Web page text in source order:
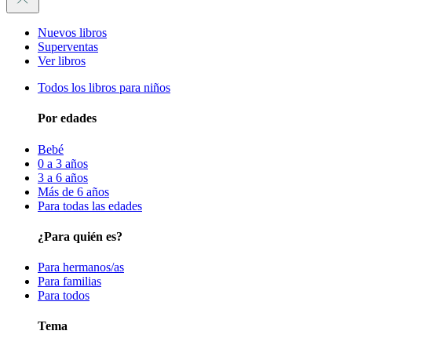
Nuevos libros
Superventas
Ver libros
Todos los libros para niños
Por edades
Bebé
0 a 3 años
3 a 6 años
Más de 6 años
Para todas las edades
¿Para quién es?
Para hermanos/as
Para familias
Para todos
Tema